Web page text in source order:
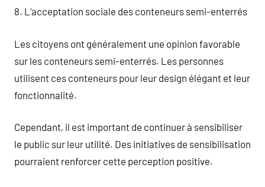
8. L’acceptation sociale des conteneurs semi-enterrés
Les citoyens ont généralement une opinion favorable
sur les conteneurs semi-enterrés. Les personnes
utilisent ces conteneurs pour leur design élégant et leur
fonctionnalité.
Cependant, il est important de continuer à sensibiliser
le public sur leur utilité. Des initiatives de sensibilisation
pourraient renforcer cette perception positive.